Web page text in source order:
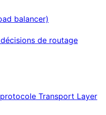
balancer)
de routage
Transport Layer